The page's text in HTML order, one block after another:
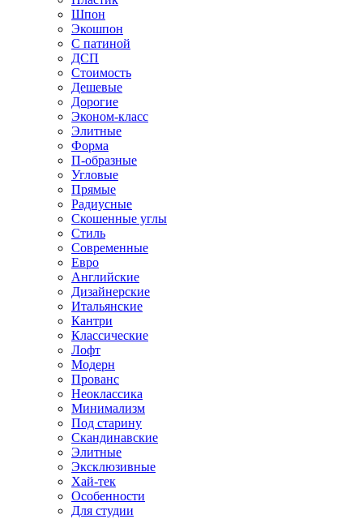
Шпон
Экошпон
С патиной
ДСП
Стоимость
Дешевые
Дорогие
Эконом-класс
Элитные
Форма
П-образные
Угловые
Прямые
Радиусные
Скошенные углы
Стиль
Современные
Евро
Английские
Дизайнерские
Итальянские
Кантри
Классические
Лофт
Модерн
Прованс
Неоклассика
Минимализм
Под старину
Скандинавские
Элитные
Эксклюзивные
Хай-тек
Особенности
Для студии